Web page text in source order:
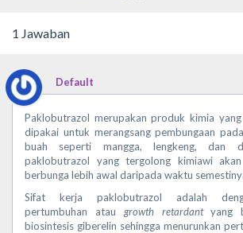
1 Jawaban
Default
Paklobutrazol merupakan produk kimia
dipakai untuk merangsang pembungaan
buah seperti mangga, lengkeng, dan
paklobutrazol yang tergolong kimiawi
berbunga lebih awal daripada waktu
Sifat kerja paklobutrazol adalah
pertumbuhan atau growth retardantyang
biosintesis giberelin sehingga menurunkan